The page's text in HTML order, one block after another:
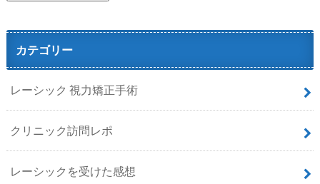
カテゴリー
レーシック 視力矯正手術
クリニック訪問レポ
レーシックを受けた感想